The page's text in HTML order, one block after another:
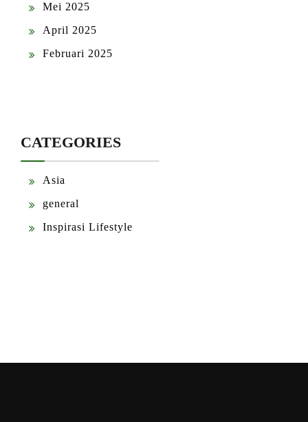
Mei 2025
April 2025
Februari 2025
CATEGORIES
Asia
general
Inspirasi Lifestyle